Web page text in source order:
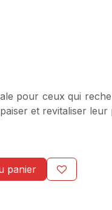
pour ceux qui
et revitaliser leur
panier